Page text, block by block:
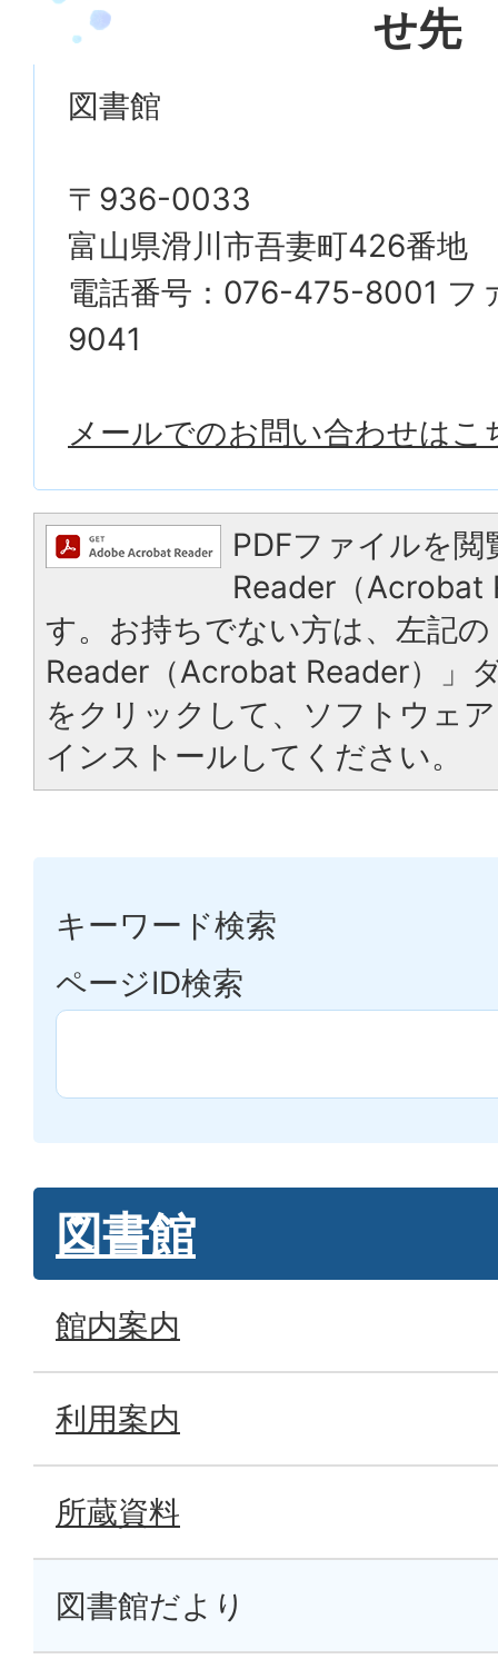
せ先
図書館
〒936-0033
富山県滑川市吾妻町426番地
電話番号：076-475-8001 フ
9041
メールでのお問い合わせはこ
PDFファイルを
Reader（Acrobat
す。お持ちでない方は、左記
Reader（Acrobat Reader）」
をクリックして、ソフトウェ
インストールしてください。
キーワード検索
ページID検索
図書館
館内案内
利用案内
所蔵資料
図書館だより